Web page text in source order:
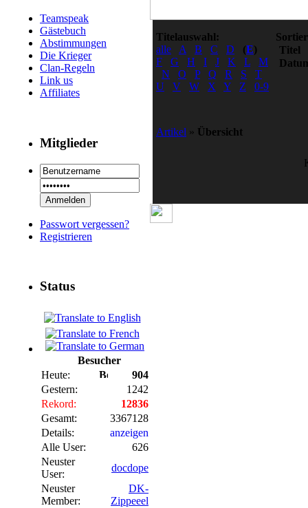
Teamspeak
Gästebuch
Abstimmungen
Die Krieger
Clan-Regeln
Link us
Affiliates
Mitglieder
Passwort vergessen?
Registrieren
Status
Besucher
Heute:
904
Gestern:
1242
Rekord:
12836
Gesamt:
3367128
Details:
anzeigen
Alle User:
626
Neuster
User:
docdope
Neuster
Member:
DK-
Zippeeel
Titelauswahl:
alle
A B C D (E)
F
G H I J K L
M
N
O P Q R S
T
U
V W X Y Z 0-9
Titel
Artikel » Übersicht